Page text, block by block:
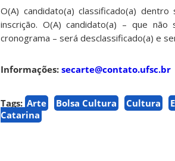
O(A) candidato(a) classificado(a)
inscrição. O(A) candidato(a) – que
cronograma – será desclassificado(a) e
Informações: secarte@contato.ufsc.br
Tags: Arte Bolsa Cultura Cultura
Catarina